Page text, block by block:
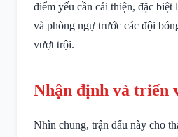
điểm yếu cần cải thiện, đặc biệt
và phòng ngự trước các đội
vượt trội.
Nhận định và triển
Nhìn chung, trận đấu này cho